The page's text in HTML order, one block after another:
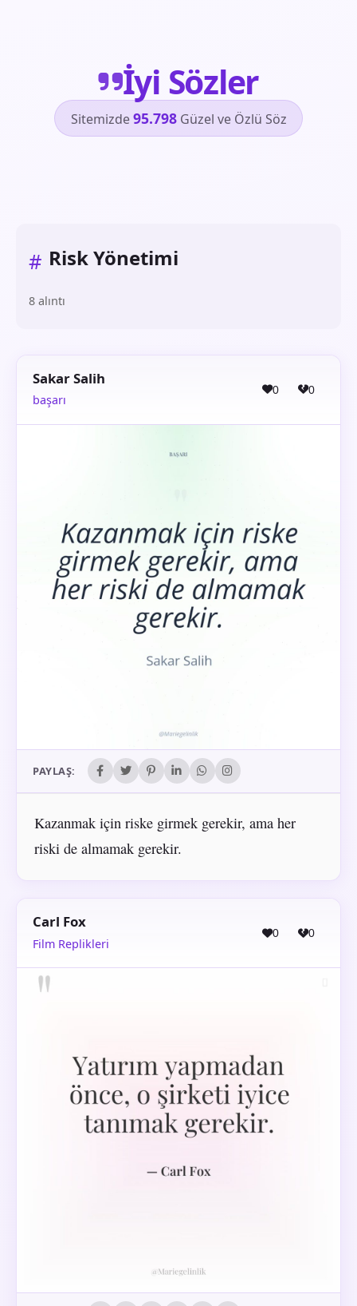
İyi Sözler
Sitemizde95.798Güzel ve Özlü Söz
# Risk Yönetimi
8 alıntı
Sakar Salih
başarı
0 0
PAYLAŞ:
Kazanmak için riske girmek gerekir, ama her
riski de almamak gerekir.
Carl Fox
Film Replikleri
0 0